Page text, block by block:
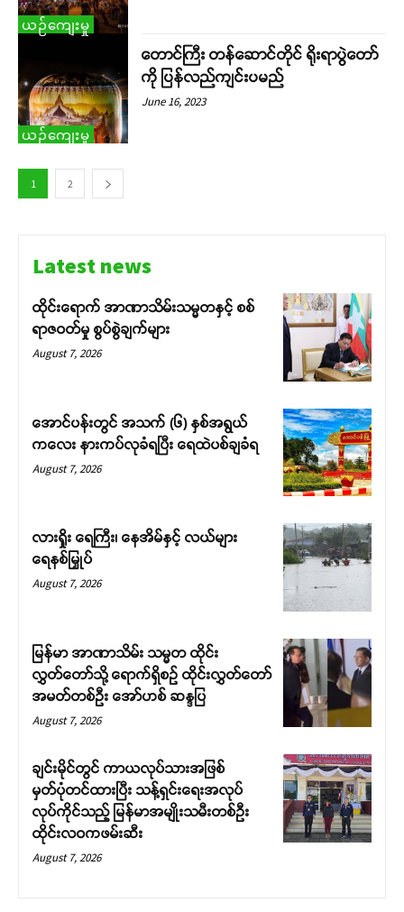
ယဉ်ကျေးမှု
ယဉ်ကျေးမှု
တောင်ကြီး တန်ဆောင်တိုင် ရိုးရာပွဲတော်
ကို ပြန်လည်ကျင်းပမည်
June 16, 2023
1 2
Latest news
ထိုင်းရောက် အာဏာသိမ်းသမ္မတနှင့် စစ်
ရာဇဝတ်မှု စွပ်စွဲချက်များ
August 7, 2026
အောင်ပန်းတွင် အသက် (၆) နှစ်အရွယ်
ကလေး နားကပ်လုခံရပြီး ရေထဲပစ်ချခံရ
August 7, 2026
လားရှိုး ရေကြီး၊ နေအိမ်နှင့် လယ်များ
ရေနစ်မြှုပ်
August 7, 2026
မြန်မာ အာဏာသိမ်း သမ္မတ ထိုင်း
လွှတ်တော်သို့ ရောက်ရှိစဉ် ထိုင်းလွှတ်တော်
အမတ်တစ်ဦး အော်ဟစ် ဆန္ဒပြ
August 7, 2026
ချင်းမိုင်တွင် ကာယလုပ်သားအဖြစ်
မှတ်ပုံတင်ထားပြီး သန့်ရှင်းရေးအလုပ်
လုပ်ကိုင်သည့် မြန်မာအမျိုးသမီးတစ်ဦး
ထိုင်းလဝကဖမ်းဆီး
August 7, 2026